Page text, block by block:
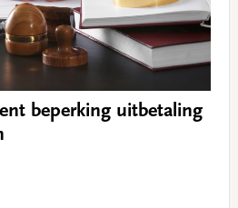
beperking uitbetaling